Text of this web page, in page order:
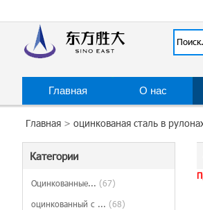
Главная О нас
Главная > оцинкованая сталь в
Категории
Оцинкованные... (67)
оцинкованный с ... (68)